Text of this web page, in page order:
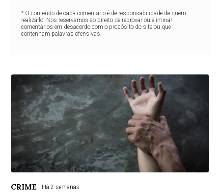
* O conteúdo de cada comentário é de responsabilidade de quem
realizá-lo. Nos reservamos ao direito de reprovar ou eliminar
comentários em desacordo com o propósito do site ou que
contenham palavras ofensivas.
CRIME Há 2 semanas